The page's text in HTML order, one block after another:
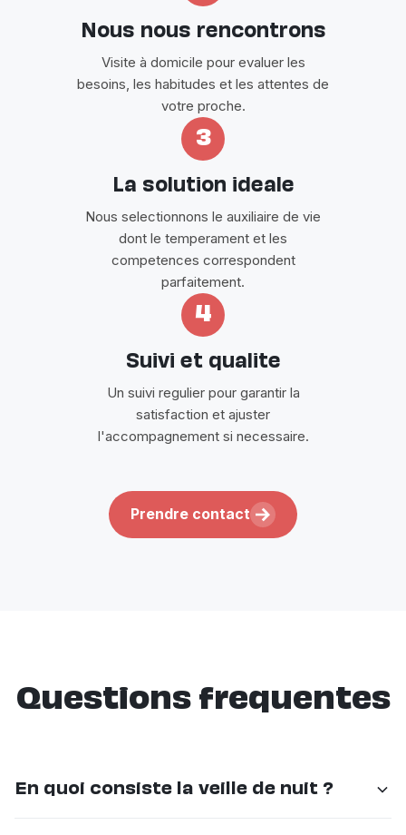
Nous nous rencontrons
Visite à domicile pour evaluer les
besoins, les habitudes et les attentes de
votre proche.
3
La solution ideale
Nous selectionnons le auxiliaire de vie
dont le temperament et les
competences correspondent
parfaitement.
4
Suivi et qualite
Un suivi regulier pour garantir la
satisfaction et ajuster
l'accompagnement si necessaire.
Prendre contact
Questions frequentes
En quoi consiste la veille de nuit ?